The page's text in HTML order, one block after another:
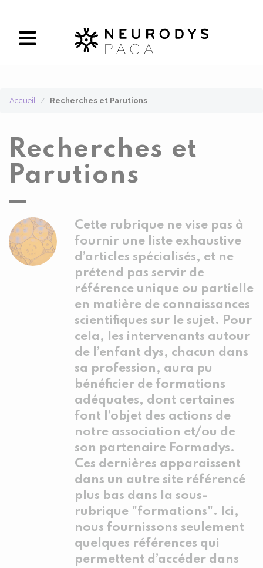
Accueil Recherches et Parutions
Recherches et
Parutions
Cette rubrique ne vise pas à
fournir une liste exhaustive
d’articles spécialisés, et ne
prétend pas servir de
référence unique ou partielle
en matière de connaissances
scientifiques sur le sujet. Pour
cela, les intervenants autour
de l’enfant dys, chacun dans
sa profession, aura pu
bénéficier de formations
adéquates, dont certaines
font l’objet des actions de
notre association et/ou de
son partenaire Formadys.
Ces dernières apparaissent
dans un autre site référencé
plus bas dans la sous-
rubrique "formations". Ici,
nous fournissons seulement
quelques références qui
permettent d’accéder dans